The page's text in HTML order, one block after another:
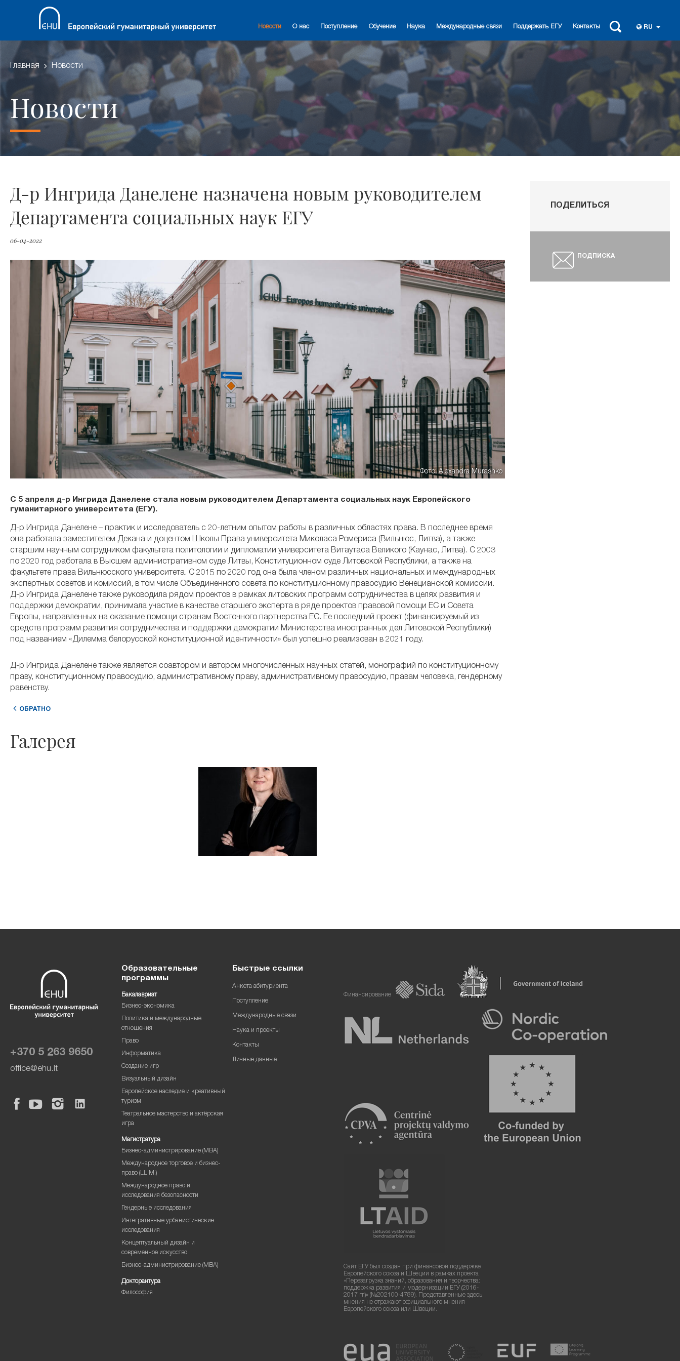
Новости О нас Поступление Обучение Наука Международные связи Поддержать ЕГУ Контакты RU
Главная Новости
Новости
Д-р Ингрида Данелене назначена новым руководителем
Департамента социальных наук ЕГУ
06-04-2022
Фото: Alexandra Murashko
С 5 апреля д-р Ингрида Данелене стала новым руководителем Департамента социальных наук Европейского
гуманитарного университета (ЕГУ).
Д-р Ингрида Данелене – практик и исследователь с 20-летним опытом работы в различных областях права. В последнее время
она работала заместителем Декана и доцентом Школы Права университета Миколаса Ромериса (Вильнюс, Литва), а также
старшим научным сотрудником факультета политологии и дипломатии университета Витаутаса Великого (Каунас, Литва). С 2003
по 2020 год работала в Высшем административном суде Литвы, Конституционном суде Литовской Республики, а также на
факультете права Вильнюсского университета. С 2015 по 2020 год она была членом различных национальных и международных
экспертных советов и комиссий, в том числе Объединенного совета по конституционному правосудию Венецианской комиссии.
Д-р Ингрида Данелене также руководила рядом проектов в рамках литовских программ сотрудничества в целях развития и
поддержки демократии, принимала участие в качестве старшего эксперта в ряде проектов правовой помощи ЕС и Совета
Европы, направленных на оказание помощи странам Восточного партнерства ЕС. Ее последний проект (финансируемый из
средств программ развития сотрудничества и поддержки демократии Министерства иностранных дел Литовской Республики)
под названием «Дилемма белорусской конституционной идентичности» был успешно реализован в 2021 году.
Д-р Ингрида Данелене также является соавтором и автором многочисленных научных статей, монографий по конституционному
праву, конституционному правосудию, административному праву, административному правосудию, правам человека, гендерному
равенству.
ОБРАТНО
Галерея
ПОДЕЛИТЬСЯ
ПОДПИСКА
+370 5 263 9650
office@ehu.lt
Образовательные
программы
Бакалавриат
Бизнес-экономика
Политика и международные
отношения
Право
Информатика
Создание игр
Визуальный дизайн
Европейское наследие и креативный
туризм
Театральное мастерство и актёрская
игра
Магистратура
Бизнес-администрирование (MBA)
Международное торговое и бизнес-
право (LL.M.)
Международное право и
исследования безопасности
Гендерные исследования
Интегративные урбанистические
исследования
Концептуальный дизайн и
современное искусство
Бизнес-администрирование (MBA)
Докторантура
Философия
Быстрые ссылки
Анкета абитуриента
Поступление
Международные связи
Наука и проекты
Контакты
Личные данные
Финансирование
Сайт ЕГУ был создан при финансовой поддержке
Европейского союза и Швеции в рамках проекта
«Перезагрузка знаний, образования и творчества:
поддержка развития и модернизации ЕГУ (2016-
2017 гг.)» (№202100-4789). Представленные здесь
мнения не отражают официального мнения
Европейского союза или Швеции.